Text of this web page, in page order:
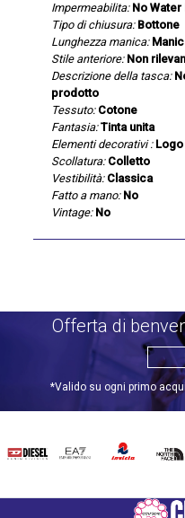
Impermeabilita: No
Tipo di chiusura: Bottone
Lunghezza manica:
Stile anteriore: Non
Descrizione della tasca:
prodotto
Tessuto: Cotone
Fantasia: Tinta unita
Elementi decorativi : Logo
Scollatura: Colletto
Vestibilità: Classica
Fatto a mano: No
Vintage: No
Offerta di
*Valido su ogni primo
DIESEL EA7 INVICTATHE